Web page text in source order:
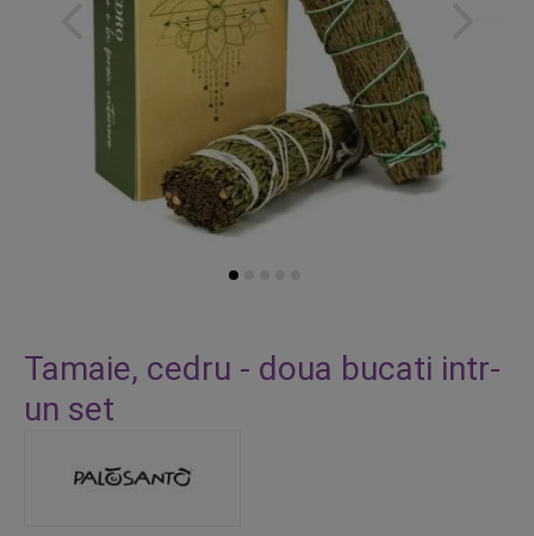
to
the
beginning
images
Tamaie, cedru - doua bucati intr-
un set